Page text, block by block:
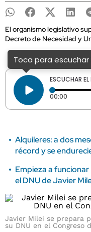
El organismo legislativo
Decreto de Necesidad y
Toca para escuchar
ESCUCHAR
00:00
Alquileres: a dos
récord y se
Empieza a
el DNU de Javier
Javier Milei se prepara
su DNU en el Congreso